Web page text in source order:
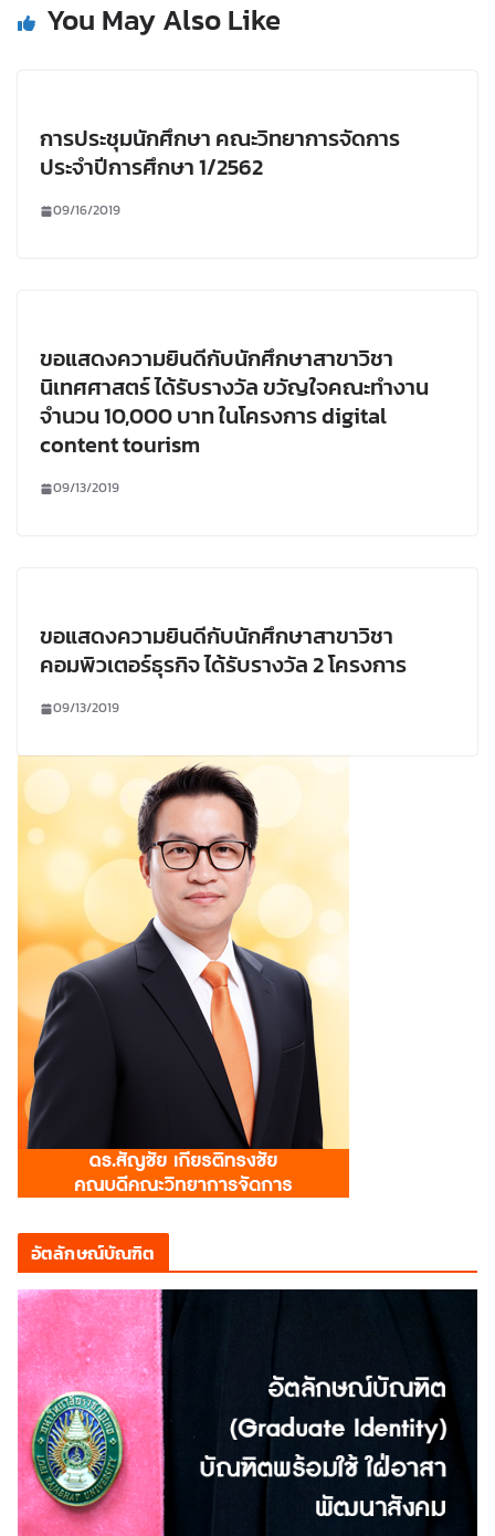
You May Also Like
การประชุมนักศึกษา คณะวิทยาการจัดการ
ประจำปีการศึกษา 1/2562
09/16/2019
ขอแสดงความยินดีกับนักศึกษาสาขาวิชา
นิเทศศาสตร์ ได้รับรางวัล ขวัญใจคณะทำงาน
จำนวน 10,000 บาท ในโครงการ digital
content tourism
09/13/2019
ขอแสดงความยินดีกับนักศึกษาสาขาวิชา
คอมพิวเตอร์ธุรกิจ ได้รับรางวัล 2 โครงการ
09/13/2019
อัตลักษณ์บัณฑิต